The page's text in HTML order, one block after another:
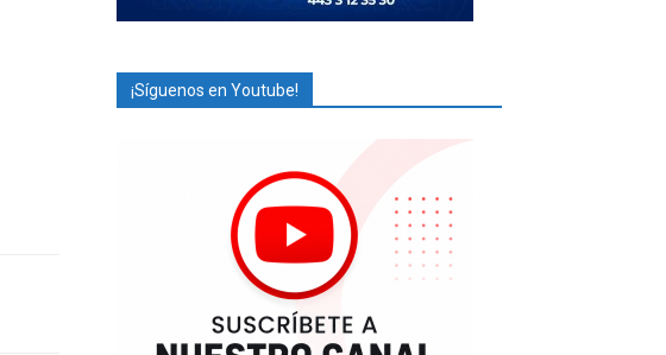
¡Síguenos en Youtube!